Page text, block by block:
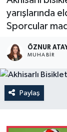
yarışlarında
Sporcular
ÖZNUR
MUHABIR
Paylaş